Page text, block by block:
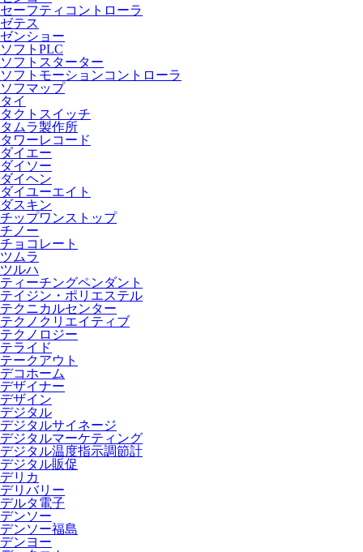
セーフティコントローラ
ゼテス
ゼンショー
ソフトPLC
ソフトスターター
ソフトモーションコントローラ
ソフマップ
タイ
タクトスイッチ
タムラ製作所
タワーレコード
ダイエー
ダイソー
ダイヘン
ダイユーエイト
ダスキン
チップワンストップ
チノー
チョコレート
ツムラ
ツルハ
ティーチングペンダント
テイジン・ポリエステル
テクニカルセンター
テクノクリエイティブ
テクノロジー
テライド
テークアウト
デコホーム
デザイナー
デザイン
デジタル
デジタルサイネージ
デジタルマーケティング
デジタル温度指示調節計
デジタル販促
デリカ
デリバリー
デルタ電子
デンソー
デンソー福島
デンヨー